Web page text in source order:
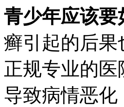
青少年应该
癣引起的后
正规专业的
导致病情恶